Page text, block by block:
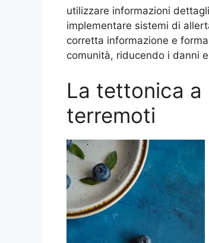
utilizzare informazioni
implementare sistemi di
corretta informazione e
comunità, riducendo i danni
La tettonica
terremoti